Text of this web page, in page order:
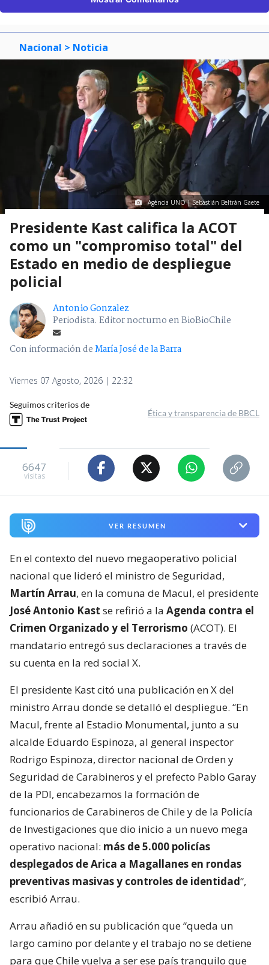
Nacional > Noticia
Agencia UNO | Sebastián Beltrán Gaete
Presidente Kast califica la ACOT
como un "compromiso total" del
Estado en medio de despliegue
policial
Antonio Gonzalez
Periodista. Editor nocturno en BioBioChile
Con información deMaría José de la Barra
Viernes 07 Agosto, 2026 | 22:32
Seguimos criterios de
Ética y transparencia de BBCL
6647
visitas
VER RESUMEN
En el contexto del nuevo megaoperativo policial
nacional que lideró el ministro de Seguridad,
Martín Arrau, en la comuna de Macul, el presidente
José Antonio Kast se refirió a la Agenda contra el
Crimen Organizado y el Terrorismo (ACOT). El
mandatario entregó sus declaraciones a través de
su cuenta en la red social X.
El presidente Kast citó una publicación en X del
ministro Arrau donde se detalló el despliegue. “En
Macul, frente al Estadio Monumental, junto a su
alcalde Eduardo Espinoza, al general inspector
Rodrigo Espinoza, director nacional de Orden y
Seguridad de Carabineros y el prefecto Pablo Garay
de la PDI, encabezamos la formación de
funcionarios de Carabineros de Chile y de la Policía
de Investigaciones que dio inicio a un nuevo mega
operativo nacional: más de 5.000 policías
desplegados de Arica a Magallanes en rondas
preventivas masivas y controles de identidad“,
escribió Arrau.
Arrau añadió en su publicación que “queda un
largo camino por delante y el trabajo no se detiene
para que Chile vuelva a ser ese país tranquilo que